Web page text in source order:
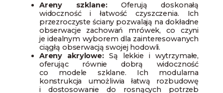
Areny szklane:Oferują doskonałą
widoczność i łatwość czyszczenia. Ich
przezroczyste ściany pozwalają na dokładne
obserwacje zachowań mrówek, co czyni
je idealnym wyborem dla zainteresowanych
ciągłą obserwacją swojej hodowli.
Areny akrylowe:Są lekkie i wytrzymałe,
oferując równie dobrą widoczność
co modele szklane. Ich modularna
konstrukcja umożliwia łatwą rozbudowę
i dostosowanie do rosnących potrzeb